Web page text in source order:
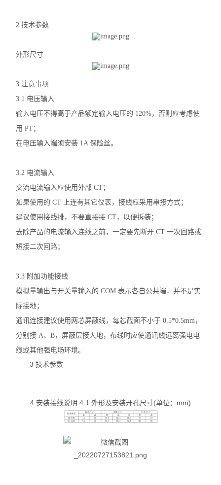
ALP300电动机保护器
水泵计量控制箱
无线测温装置
电气防火限流式保护器
安科瑞智慧综合管廊解决方案
ARTM系列电气接点在线测温装置
智能照明控制系统
光伏直流柜采集装置
智能水泵控制器
三相数显电流表
中压PT并列保护装置
三相多回路监控装置
单相电压表
2技术参数
外形尺寸
3 注意事项
3.1 电压输入
输入电压不得高于产品额定输入电压的 120%，否则应考虑使
用 PT；
在电压输入端须安装 1A 保险丝。
3.2 电流输入
交流电流输入应使用外部 CT；
如果使用的 CT 上连有其它仪表，接线应采用串接方式；
建议使用接线排，不要直接接 CT，以便拆装；
去除产品的电流输入连线之前，一定要先断开 CT 一次回路或
短接二次回路；
3.3 附加功能接线
模拟量输出与开关量输入的 COM 表示各自公共端，并不是实
际接地；
通讯连接建议使用两芯屏蔽线，每芯截面不小于 0.5*0.5mm，
分别接 A、B，屏蔽层接大地，布线时应使通讯线远离强电电
缆或其他强电场环境。
3 技术参数
4 安装接线说明 4.1 外形及安装开孔尺寸(单位：mm)